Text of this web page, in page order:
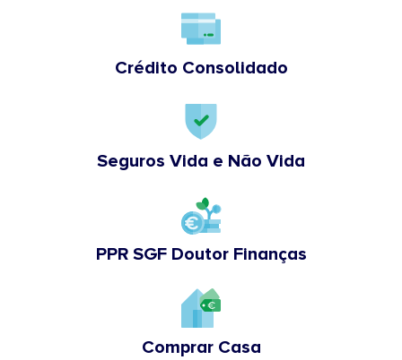
Crédito Consolidado
Seguros Vida e Não Vida
PPR SGF Doutor Finanças
Comprar Casa